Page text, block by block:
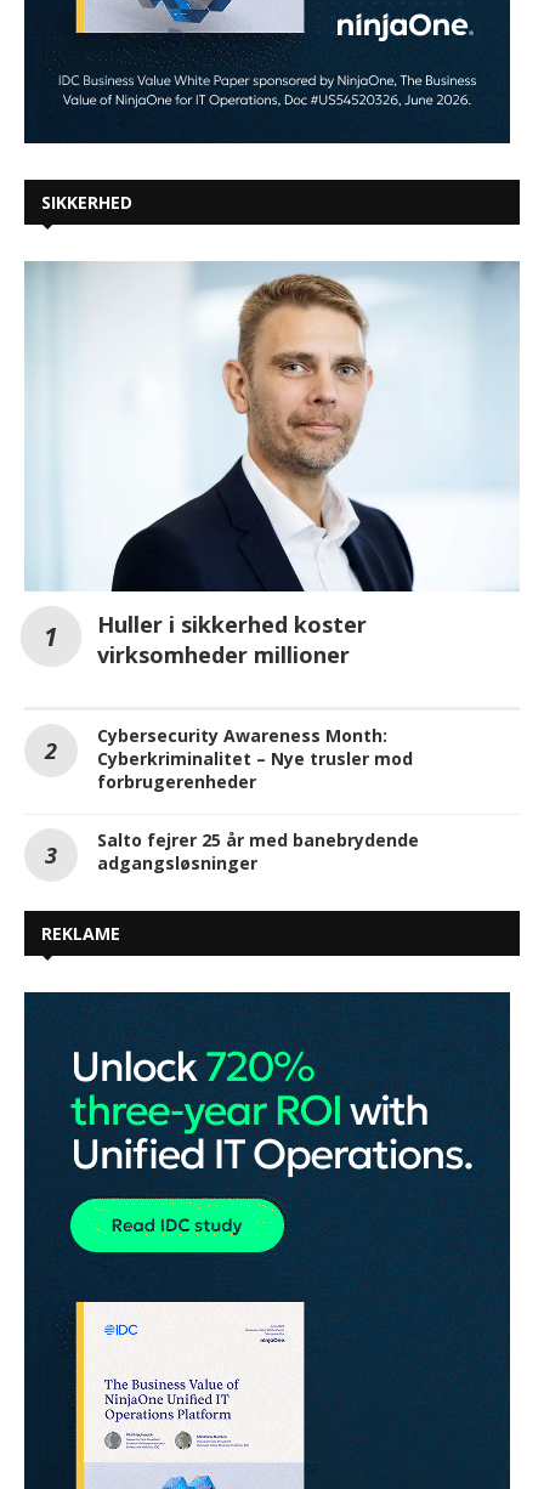
SIKKERHED
Huller i sikkerhed koster
virksomheder millioner
Cybersecurity Awareness Month:
Cyberkriminalitet – Nye trusler mod
forbrugerenheder
Salto fejrer 25 år med banebrydende
adgangsløsninger
REKLAME